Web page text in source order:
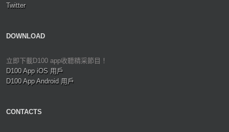
Twitter
DOWNLOAD
立即下載D100 app收聽精采節目！
D100 App iOS 用戶
D100 App Android 用戶
CONTACTS